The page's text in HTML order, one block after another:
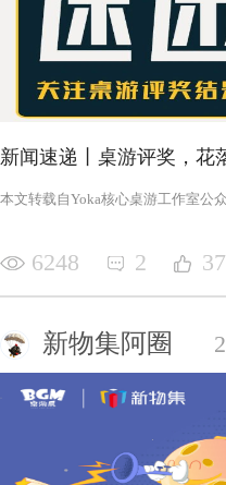
新闻速递丨桌游评奖，花
本文转载自Yoka核心桌游工作室公
6248 2 37
新物集阿圈